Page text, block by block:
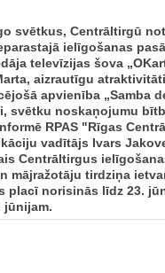
svētkus, Centrāltirgū
ielīgošanas
televīzijas šova
aizrautīgu
apvienība „Samba
svētku noskaņojumu
RPAS "Rīgas
vadītājs Ivars
Centrāltirgus
mājražotāju tirdziņa
placī norisinās līdz 23.
jūnijam.